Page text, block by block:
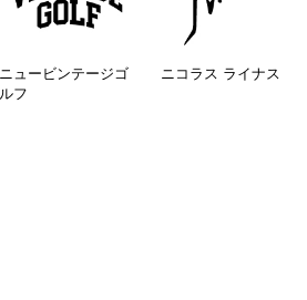
ニュービンテージゴ
ルフ
ニコラス ライナス